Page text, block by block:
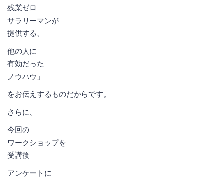
残業ゼロ
サラリーマンが
提供する、
他の人に
有効だった
ノウハウ」
をお伝えするものだからです。
さらに、
今回の
ワークショップを
受講後
アンケートに